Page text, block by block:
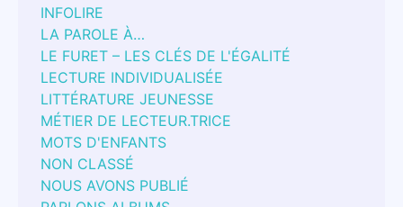
INFOLIRE
LA PAROLE À…
LE FURET – LES CLÉS DE L'ÉGALITÉ
LECTURE INDIVIDUALISÉE
LITTÉRATURE JEUNESSE
MÉTIER DE LECTEUR.TRICE
MOTS D'ENFANTS
NON CLASSÉ
NOUS AVONS PUBLIÉ